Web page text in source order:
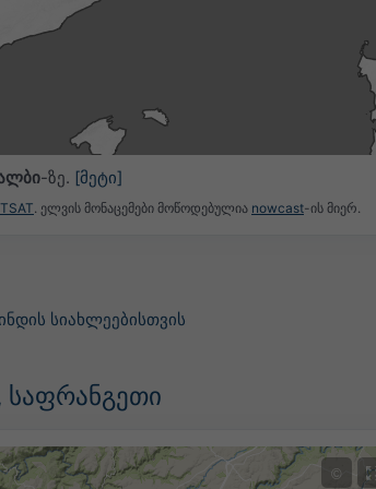
-ზე. [მეტი]
. ელვის მონაცემები მოწოდებულია nowcast-ის მიერ.
სიახლეებისთვის
©